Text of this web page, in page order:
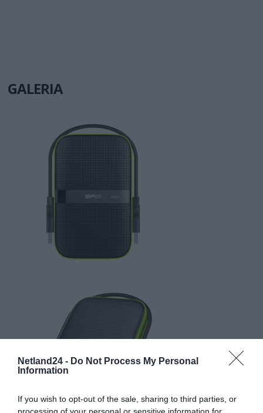
Netland24 - Do Not Process My Personal
Information
If you wish to opt-out of the sale, sharing to third parties, or
GALERIA